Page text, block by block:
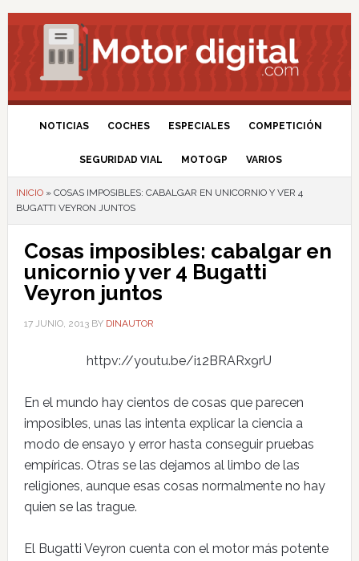
NOTICIAS COCHES ESPECIALES COMPETICIÓN
SEGURIDAD VIAL MOTOGP VARIOS
INICIO» COSAS IMPOSIBLES: CABALGAR EN UNICORNIO Y VER 4
BUGATTI VEYRON JUNTOS
Cosas imposibles: cabalgar en
unicornio y ver 4 Bugatti
Veyron juntos
17 JUNIO, 2013BY DINAUTOR
httpv://youtu.be/i12BRARx9rU
En el mundo hay cientos de cosas que parecen
imposibles, unas las intenta explicar la ciencia a
modo de ensayo y error hasta conseguir pruebas
empíricas. Otras se las dejamos al limbo de las
religiones, aunque esas cosas normalmente no hay
quien se las trague.
El Bugatti Veyron cuenta con el motor más potente